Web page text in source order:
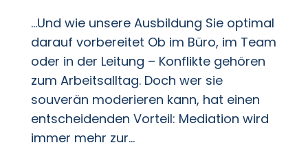
…Und wie unsere Ausbildung Sie optimal
darauf vorbereitet Ob im Büro, im Team
oder in der Leitung – Konflikte gehören
zum Arbeitsalltag. Doch wer sie
souverän moderieren kann, hat einen
entscheidenden Vorteil: Mediation wird
immer mehr zur...